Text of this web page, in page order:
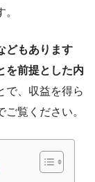
どもあります
を前提とした内
で、収益を得ら
覧ください。